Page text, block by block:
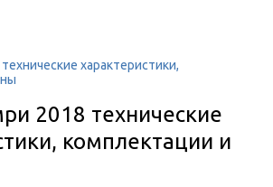
характеристики,
2018 технические
комплектации и